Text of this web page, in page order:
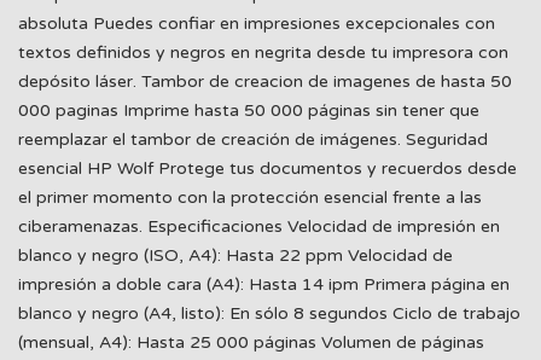
absoluta Puedes confiar en impresiones excepcionales con
textos definidos y negros en negrita desde tu impresora con
depósito láser. Tambor de creacion de imagenes de hasta 50
000 paginas Imprime hasta 50 000 páginas sin tener que
reemplazar el tambor de creación de imágenes. Seguridad
esencial HP Wolf Protege tus documentos y recuerdos desde
el primer momento con la protección esencial frente a las
ciberamenazas. Especificaciones Velocidad de impresión en
blanco y negro (ISO, A4): Hasta 22 ppm Velocidad de
impresión a doble cara (A4): Hasta 14 ipm Primera página en
blanco y negro (A4, listo): En sólo 8 segundos Ciclo de trabajo
(mensual, A4): Hasta 25 000 páginas Volumen de páginas